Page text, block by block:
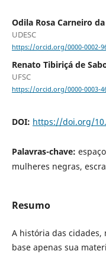
Odila Rosa Carneiro
UDESC
https://orcid.org/0000-0002-
Renato Tibiriçá de
UFSC
https://orcid.org/0000-0003-
DOI: https://doi.org/
Palavras-chave:
mulheres negras,
Resumo
A história das cidades,
base apenas sua